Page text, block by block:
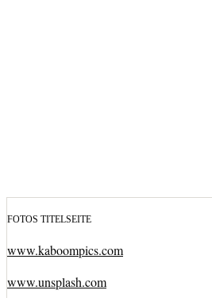
FOTOS TITELSEITE
www.kaboompics.com
www.unsplash.com